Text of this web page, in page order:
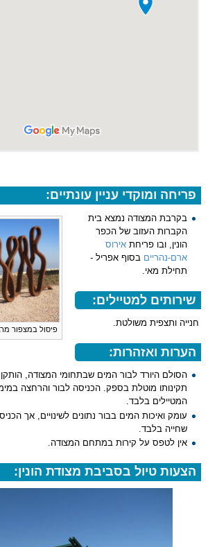
פריחה ומוקדי עניין עונתיים:
פיסול במצפור
בקרבת המצודה נמצא בית
הקברות העזוב של הכפר
הונין, ובו פריחתאירוס
ארם-נהריים בסוף אפריל -
תחילת מאי.
שירותים למטיילים:
חנייה ותצפית משולטת.
הערות ואזהרות:
הסולם היורד לבור המים שבתחומי המצודה, הותקן
תקינותו מוטלת בספק. הכניסה לבור והרחצה
המטיילים בלבד.
עומק ואיכות המים בבור נתונים לשינויים, אך
שחייה בלבד.
אין לטפס על קירות במתחם המצודה.
הצעות טיול בסביבת מצודת הונין: